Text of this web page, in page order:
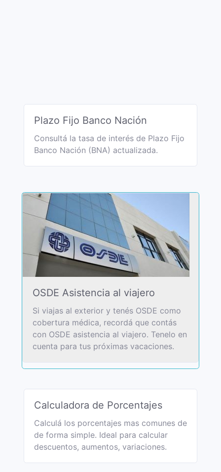
Plazo Fijo Banco Nación
Consultá la tasa de interés de Plazo Fijo
Banco Nación (BNA) actualizada.
OSDE Asistencia al viajero
Si viajas al exterior y tenés OSDE como
cobertura médica, recordá que contás
con OSDE asistencia al viajero. Tenelo en
cuenta para tus próximas vacaciones.
Calculadora de Porcentajes
Calculá los porcentajes mas comunes de
de forma simple. Ideal para calcular
descuentos, aumentos, variaciones.